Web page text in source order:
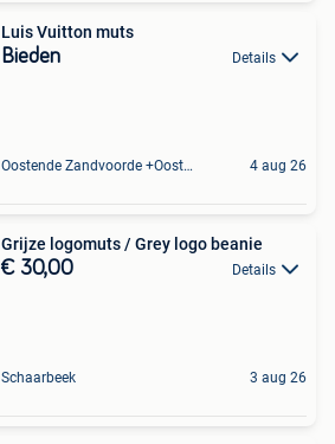
Luis Vuitton muts
Bieden Details
Oostende Zandvoorde +Oostende 4 aug 26
Grijze logomuts / Grey logo beanie
€ 30,00 Details
Schaarbeek 3 aug 26